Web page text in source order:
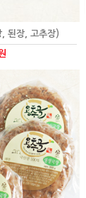
, 된장, 고추장)